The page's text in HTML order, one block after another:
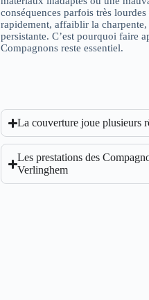
conséquences parfois très
rapidement, affaiblir la
persistante. C’est pourquoi faire
Compagnons reste essentiel.
La couverture joue plusieurs
Les prestations des
Verlinghem